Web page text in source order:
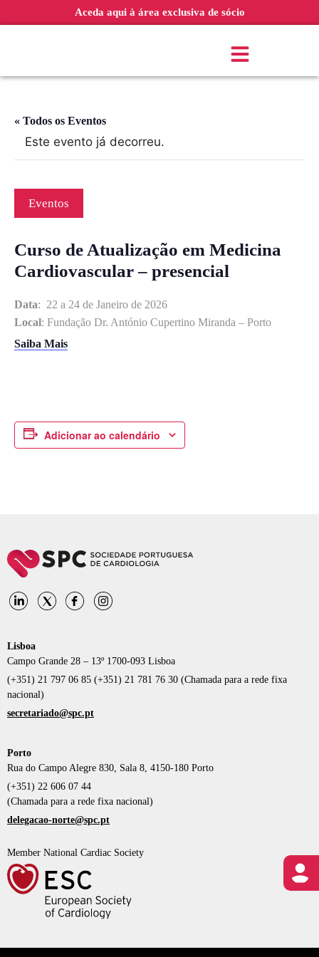
Aceda aqui à área exclusiva de sócio
« Todos os Eventos
Este evento já decorreu.
Eventos
Curso de Atualização em Medicina
Cardiovascular – presencial
Data: 22 a 24 de Janeiro de 2026
Local: Fundação Dr. António Cupertino Miranda – Porto
Saiba Mais
Adicionar ao calendário
Lisboa
Campo Grande 28 – 13º 1700-093 Lisboa
(+351) 21 797 06 85 (+351) 21 781 76 30 (Chamada para a rede fixa
nacional)
secretariado@spc.pt
Porto
Rua do Campo Alegre 830, Sala 8, 4150-180 Porto
(+351) 22 606 07 44
(Chamada para a rede fixa nacional)
delegacao-norte@spc.pt
Member National Cardiac Society